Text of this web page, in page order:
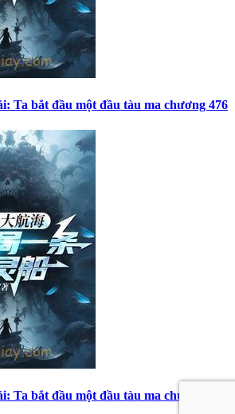
Ta bắt đầu một đầu tàu ma chương 476
Ta bắt đầu một đầu tàu ma chương 474